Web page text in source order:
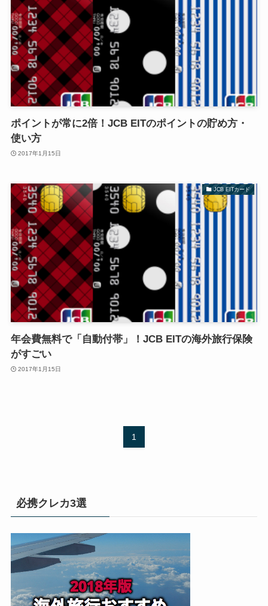
ポイントが常に2倍！JCB EITのポイントの貯め方・
使い方
2017年1月15日
JCB EITカード
年会費無料で「自動付帯」！JCB EITの海外旅行保険
がすごい
2017年1月15日
1
必携クレカ3選